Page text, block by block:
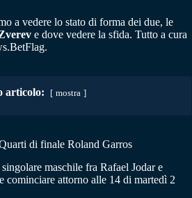
a vedere lo stato di forma dei due, le
e dove vedere la sfida. Tutto a cura
articolo: mostra
di finale Roland Garros
maschile fra Rafael Jodar e
cominciare attorno alle 14 di martedì 2